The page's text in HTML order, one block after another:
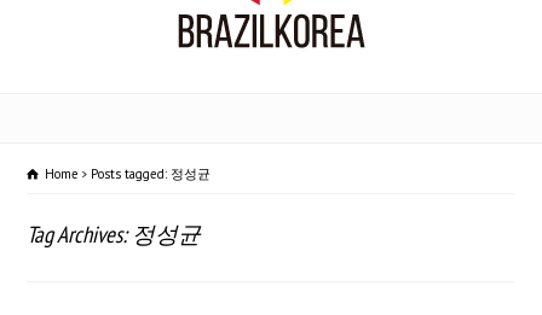
Home Posts tagged: 정성균
Tag Archives: 정성균